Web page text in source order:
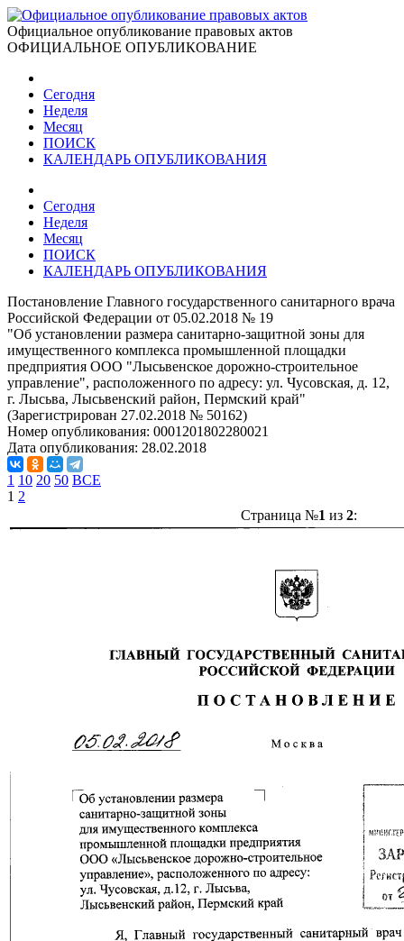
Официальное опубликование правовых актов
ОФИЦИАЛЬНОЕ ОПУБЛИКОВАНИЕ
Сегодня
Неделя
Месяц
ПОИСК
КАЛЕНДАРЬ ОПУБЛИКОВАНИЯ
Сегодня
Неделя
Месяц
ПОИСК
КАЛЕНДАРЬ ОПУБЛИКОВАНИЯ
Постановление Главного государственного санитарного врача
Российской Федерации от 05.02.2018 № 19
"Об установлении размера санитарно-защитной зоны для
имущественного комплекса промышленной площадки
предприятия ООО "Лысьвенское дорожно-строительное
управление", расположенного по адресу: ул. Чусовская, д. 12,
г. Лысьва, Лысьвенский район, Пермский край"
(Зарегистрирован 27.02.2018 № 50162)
Номер опубликования: 0001201802280021
Дата опубликования: 28.02.2018
1 10 20 50 ВСЕ
1 2
Страница №1 из 2: